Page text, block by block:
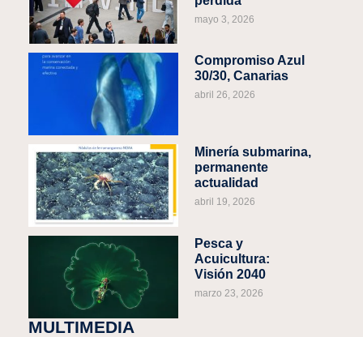
mayo 3, 2026
Compromiso Azul
30/30, Canarias
abril 26, 2026
Minería submarina,
permanente
actualidad
abril 19, 2026
Pesca y
Acuicultura:
Visión 2040
marzo 23, 2026
MULTIMEDIA